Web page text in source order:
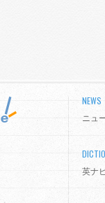
NEWS
ニュ
英ナ